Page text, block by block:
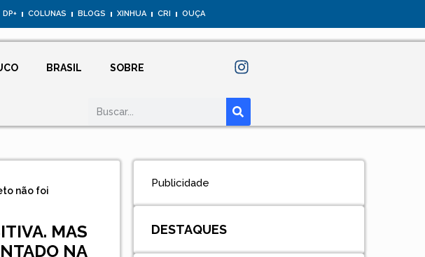
DP+ COLUNAS BLOGS XINHUA CRI OUÇA
BRASIL SOBRE
não foi
MAS
NA
Publicidade
DESTAQUES